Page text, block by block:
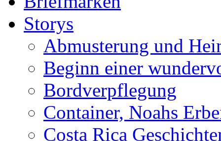
Storys
Abmusterung und
Beginn einer
Bordverpflegung
Container, Noahs
Costa Rica